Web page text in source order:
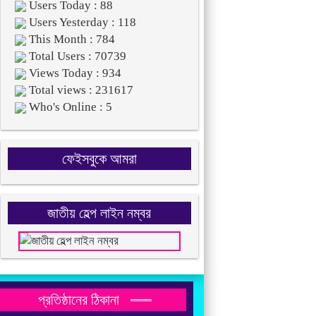
Users Today : 88
Users Yesterday : 118
This Month : 784
Total Users : 70739
Views Today : 934
Total views : 231617
Who's Online : 5
ফেইসবুকে আমরা
জাতীয় হেল্প লাইন নম্বর
প্রতিষ্ঠানের ঠিকানা